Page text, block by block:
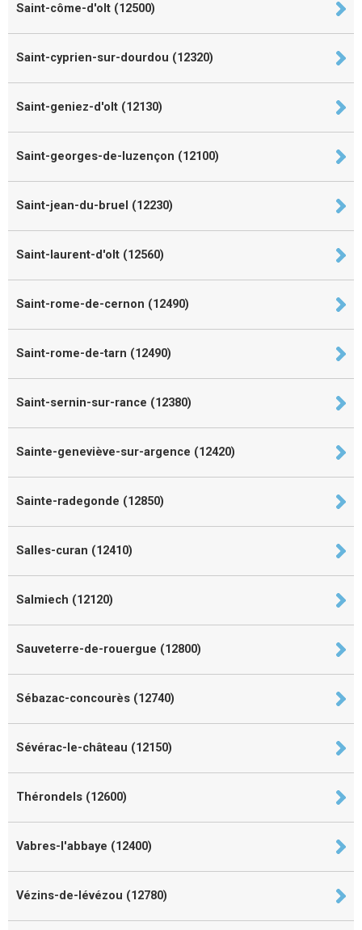
Saint-côme-d'olt (12500)
Saint-cyprien-sur-dourdou (12320)
Saint-geniez-d'olt (12130)
Saint-georges-de-luzençon (12100)
Saint-jean-du-bruel (12230)
Saint-laurent-d'olt (12560)
Saint-rome-de-cernon (12490)
Saint-rome-de-tarn (12490)
Saint-sernin-sur-rance (12380)
Sainte-geneviève-sur-argence (12420)
Sainte-radegonde (12850)
Salles-curan (12410)
Salmiech (12120)
Sauveterre-de-rouergue (12800)
Sébazac-concourès (12740)
Sévérac-le-château (12150)
Thérondels (12600)
Vabres-l'abbaye (12400)
Vézins-de-lévézou (12780)